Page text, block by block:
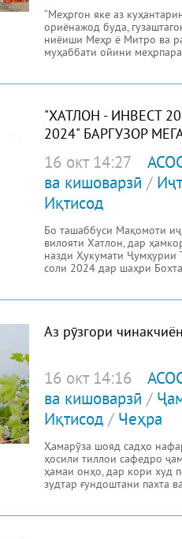
“Меҳргон яке аз
ориёнажод буда,
ниёиши Меҳр ё Митро ва
муҳаббати ойини
"ХАТЛОН - ИНВЕСТ
2024" БАРГУЗОР
16 окт 14:27
ва кишоварзӣ /
Иқтисод
Бо ташаббуси Мақомоти
вилояти Хатлон, дар
назди Ҳукумати Ҷумҳурии
соли 2024 дар шаҳри
Аз рӯзгори
16 окт 14:16
ва кишоварзӣ /
Иқтисод/ Чеҳра
Ҳамарӯза шояд садҳо
ҳосили тиллои сафедро
ҳамаи онҳо, дар кори худ
зудтар ғундоштани пахта